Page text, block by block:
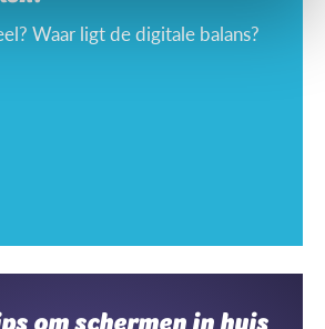
Waar ligt de digitale balans?
om schermen in huis